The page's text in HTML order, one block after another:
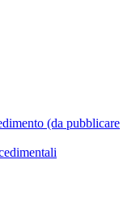
(da pubblicare